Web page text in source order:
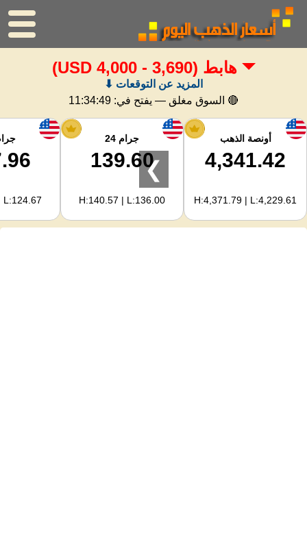
الرئيسية
سعر الذهب
اسعار الفضه
حاسبة الذهب
لمشرفي المواقع
هابط (3,690 - 4,000 USD)
المزيد عن التوقعات ⬇
🔴 السوق مغلق — يفتح في: 11:34:48
أونصة الذهب
4,341.42
H:4,371.79 | L:4,229.61
جرام 24
139.60
H:140.57 | L:136.00
L:124.67
❯